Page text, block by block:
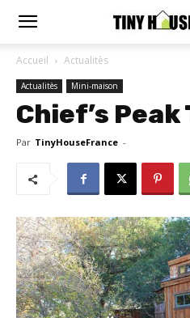
Accueil Actualitès
Actualitès Mini-maison
Chief’s
Par TinyHouseFrance -